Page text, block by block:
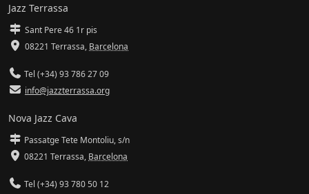
Jazz Terrassa
Sant Pere 46 1r pis
08221 Terrassa, Barcelona
Tel (+34) 93 786 27 09
info@jazzterrassa.org
Nova Jazz Cava
Passatge Tete Montoliu, s/n
08221 Terrassa, Barcelona
Tel (+34) 93 780 50 12